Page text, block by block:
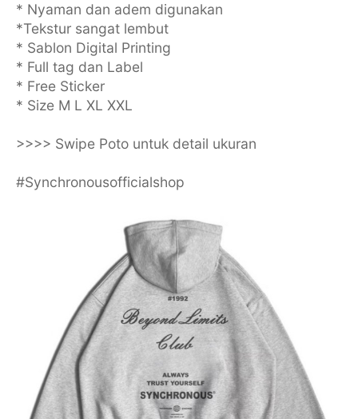
* Nyaman dan adem digunakan
*Tekstur sangat lembut
* Sablon Digital Printing
* Full tag dan Label
* Free Sticker
* Size M L XL XXL
>>>> Swipe Poto untuk detail ukuran
#Synchronousofficialshop